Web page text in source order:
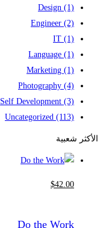
Design (1)
Engineer (2)
IT (1)
Language (1)
Marketing (1)
Photography (4)
Self Development (3)
Uncategorized (113)
الأكثر شعبية
$42.00
Do the Work